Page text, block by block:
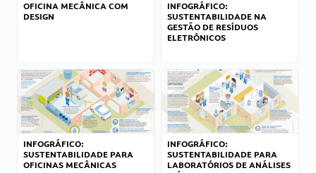
OFICINA MECÂNICA COM
DESIGN
INFOGRÁFICO:
SUSTENTABILIDADE NA
GESTÃO DE RESÍDUOS
ELETRÔNICOS
INFOGRÁFICO:
SUSTENTABILIDADE PARA
OFICINAS MECÂNICAS
INFOGRÁFICO:
SUSTENTABILIDADE PARA
LABORATÓRIOS DE ANÁLISES